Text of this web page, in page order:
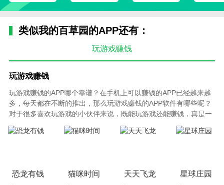
类似我的百草园的APP还有：
玩游戏赚钱
玩游戏赚钱
玩游戏赚钱的APP哪个靠谱？在手机上可以赚钱的APP已经越来越
多，每天都在不断的推出，那么玩游戏赚钱的APP软件有哪些呢？
对于很多喜欢玩游戏的小伙伴来说，既能玩游戏还能赚钱，真是一
举两得的美事！小编在这里给大家整理了一些可以通过玩游戏赚钱
的APP，小伙伴们可以尽情选择，本专题是不定期更新的哦！
恐龙有钱 猫咪时间 天天飞龙 星球庄园